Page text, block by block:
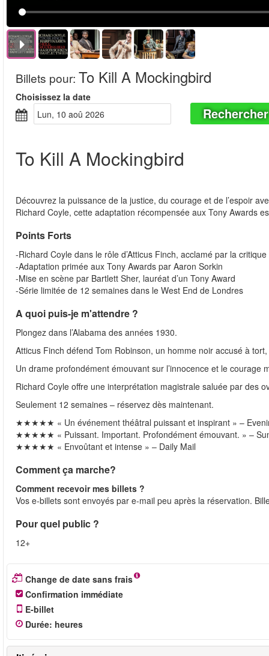
Billets pour: To Kill A Mockingbird
Choisissez la date
lun, 10 aoû 2026
Rechercher
To Kill A Mockingbird
Découvrez la puissance de la justice, du courage et de l’espoir
Richard Coyle, cette adaptation récompensée aux Tony Awards
Points Forts
-Richard Coyle dans le rôle d’Atticus Finch, acclamé par la critique
-Adaptation primée aux Tony Awards par Aaron Sorkin
-Mise en scène par Bartlett Sher, lauréat d’un Tony Award
-Série limitée de 12 semaines dans le West End de Londres
A quoi puis-je m'attendre ?
Plongez dans l’Alabama des années 1930.
Atticus Finch défend Tom Robinson, un homme noir accusé à
Un drame profondément émouvant sur l’innocence et le courage
Richard Coyle offre une interprétation magistrale saluée par des
Seulement 12 semaines – réservez dès maintenant.
★★★★★ « Un événement théâtral puissant et inspirant » –
★★★★★ « Puissant. Important. Profondément émouvant. » –
★★★★★ « Envoûtant et intense » – Daily Mail
Comment ça marche?
Comment recevoir mes billets ?
Vos e-billets sont envoyés par e-mail peu après la réservation.
Pour quel public ?
12+
Change de date sans frais
Confirmation immédiate
E-billet
Durée: heures